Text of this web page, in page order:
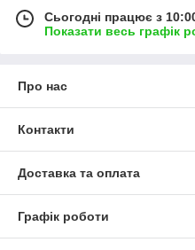
Сьогодні працює з
Показати весь графік
Про нас
Контакти
Доставка та оплата
Графік роботи